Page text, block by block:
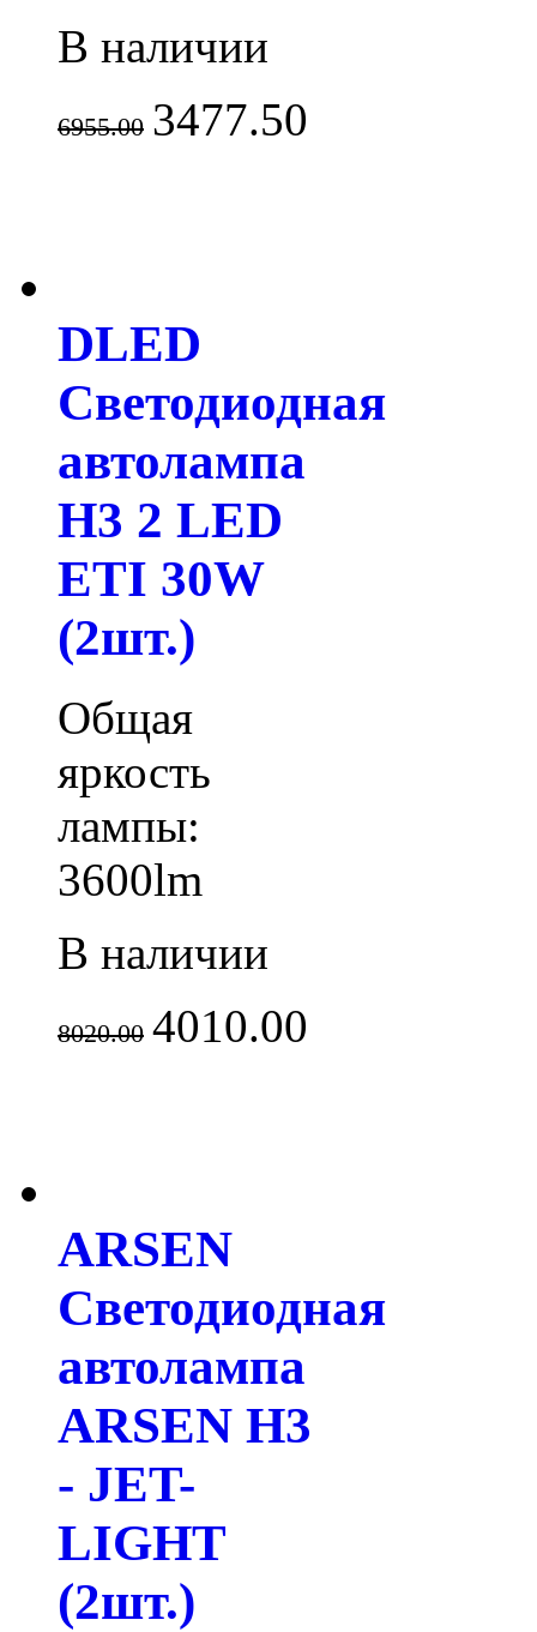
В наличии
6955.00 3477.50
DLED
Светодиодная
автолампа
H3 2 LED
ETI 30W
(2шт.)
Общая
яркость
лампы:
3600lm
В наличии
8020.00 4010.00
ARSEN
Светодиодная
автолампа
ARSEN H3
- JET-
LIGHT
(2шт.)